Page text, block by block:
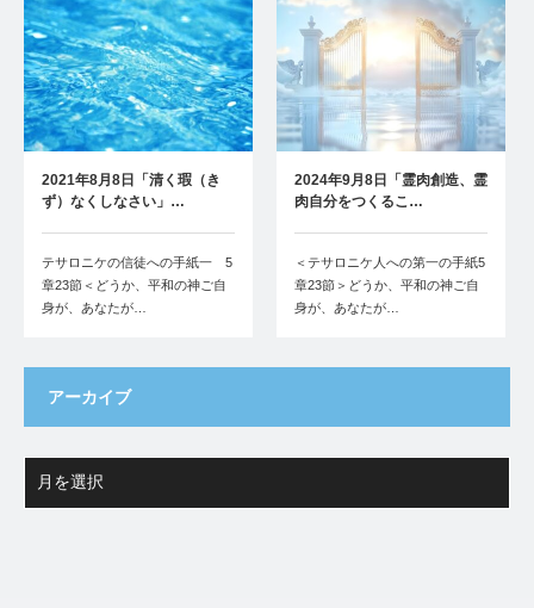
2021年8月8日「清く瑕（き
ず）なくしなさい」…
テサロニケの信徒への手紙一 5
章23節＜どうか、平和の神ご自
身が、あなたが…
2024年9月8日「霊肉創造、霊
肉自分をつくるこ…
＜テサロニケ人への第一の手紙5
章23節＞どうか、平和の神ご自
身が、あなたが…
アーカイブ